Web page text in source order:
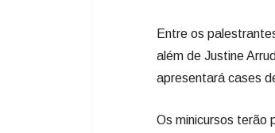
Entre os
além de Justine
apresentará cases
Os minicursos terão